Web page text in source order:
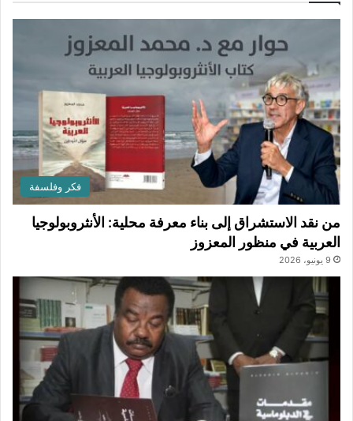
فكر وفلسفة
من نقد الاستشراق إلى بناء معرفة محلية: الأنثروبولوجيا
العربية في منظور المعزوز
9 يونيو، 2026